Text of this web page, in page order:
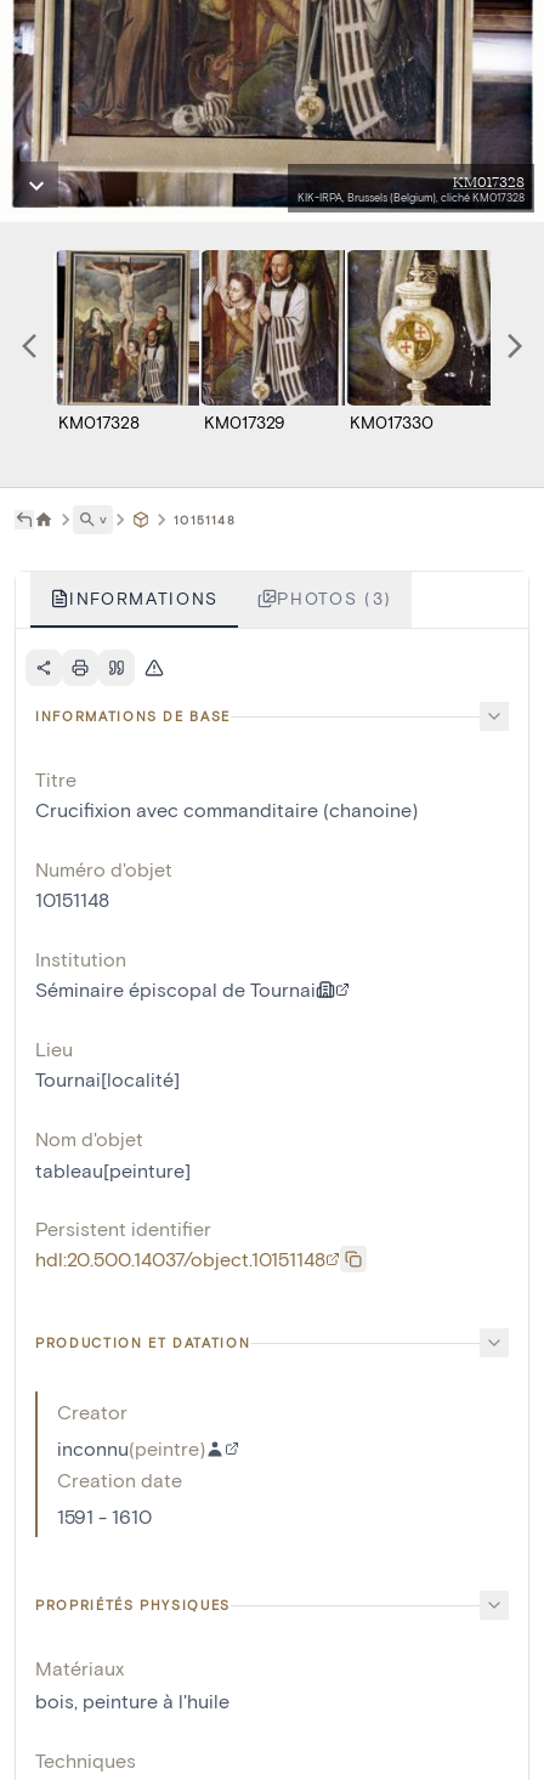
KM017328
KIK-IRPA, Brussels (Belgium), cliché KM017328
KM017328 KM017329 KM017330
˅ 10151148
INFORMATIONS PHOTOS (3)
INFORMATIONS DE BASE
Titre
Crucifixion avec commanditaire (chanoine)
Numéro d'objet
10151148
Institution
Séminaire épiscopal de Tournai
Lieu
Tournai[localité]
Nom d'objet
tableau[peinture]
Persistent identifier
hdl:20.500.14037/object.10151148
PRODUCTION ET DATATION
Creator
inconnu(peintre)
Creation date
1591 - 1610
PROPRIÉTÉS PHYSIQUES
Matériaux
bois, peinture à l'huile
Techniques